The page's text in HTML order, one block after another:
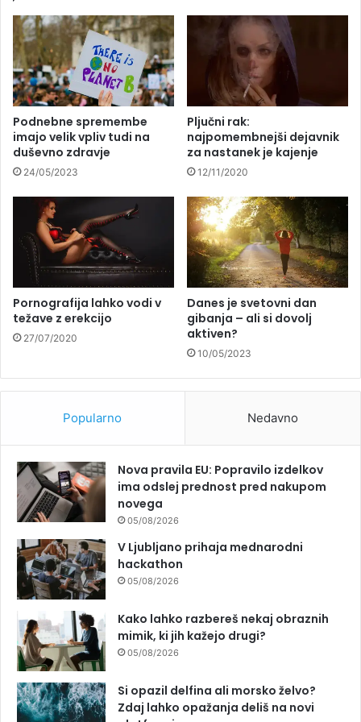
Podnebne spremembe
imajo velik vpliv tudi na
duševno zdravje
24/05/2023
Pljučni rak:
najpomembnejši dejavnik
za nastanek je kajenje
12/11/2020
Pornografija lahko vodi v
težave z erekcijo
27/07/2020
Danes je svetovni dan
gibanja – ali si dovolj
aktiven?
10/05/2023
Popularno Nedavno
Nova pravila EU: Popravilo izdelkov
ima odslej prednost pred nakupom
novega
05/08/2026
V Ljubljano prihaja mednarodni
hackathon
05/08/2026
Kako lahko razbereš nekaj obraznih
mimik, ki jih kažejo drugi?
05/08/2026
Si opazil delfina ali morsko želvo?
Zdaj lahko opažanja deliš na novi